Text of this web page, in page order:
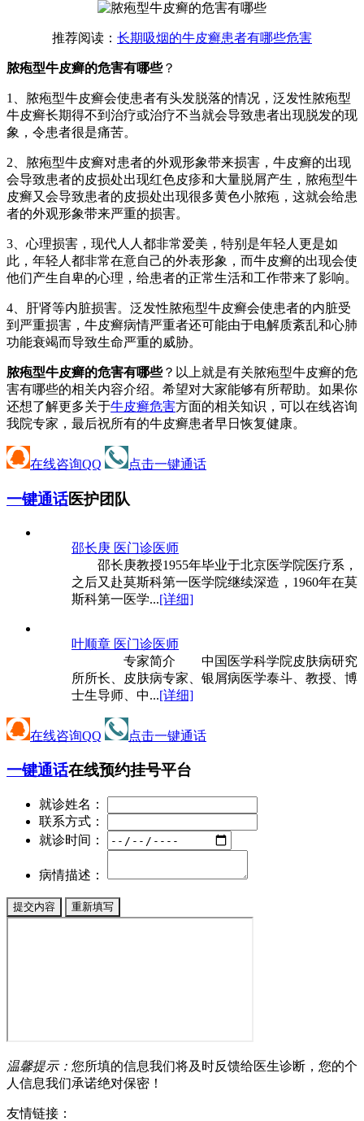
推荐阅读： 长期吸烟的牛皮癣患者有哪些危害
脓疱型牛皮癣的危害有哪些？
1、脓疱型牛皮癣会使患者有头发脱落的情况，泛发性脓疱型
牛皮癣长期得不到治疗或治疗不当就会导致患者出现脱发的现
象，令患者很是痛苦。
2、脓疱型牛皮癣对患者的外观形象带来损害，牛皮癣的出现
会导致患者的皮损处出现红色皮疹和大量脱屑产生，脓疱型牛
皮癣又会导致患者的皮损处出现很多黄色小脓疱，这就会给患
者的外观形象带来严重的损害。
3、心理损害，现代人人都非常爱美，特别是年轻人更是如
此，年轻人都非常在意自己的外表形象，而牛皮癣的出现会使
他们产生自卑的心理，给患者的正常生活和工作带来了影响。
4、肝肾等内脏损害。泛发性脓疱型牛皮癣会使患者的内脏受
到严重损害，牛皮癣病情严重者还可能由于电解质紊乱和心肺
功能衰竭而导致生命严重的威胁。
脓疱型牛皮癣的危害有哪些？以上就是有关脓疱型牛皮癣的危
害有哪些的相关内容介绍。希望对大家能够有所帮助。如果你
还想了解更多关于牛皮癣危害方面的相关知识，可以在线咨询
我院专家，最后祝所有的牛皮癣患者早日恢复健康。
在线咨询QQ 点击一键通话
一键通话医护团队
邵长庚 医门诊医师
邵长庚教授1955年毕业于北京医学院医疗系，
之后又赴莫斯科第一医学院继续深造，1960年在莫
斯科第一医学...[详细]
叶顺章 医门诊医师
专家简介 中国医学科学院皮肤病研究
所所长、皮肤病专家、银屑病医学泰斗、教授、博
士生导师、中...[详细]
在线咨询QQ 点击一键通话
一键通话在线预约挂号平台
就诊姓名：
联系方式：
就诊时间：
病情描述：
温馨提示： 您所填的信息我们将及时反馈给医生诊断，您的个
人信息我们承诺绝对保密！
友情链接：